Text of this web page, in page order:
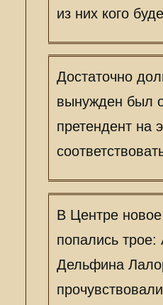
из них кого
Достаточно
вынужден был
претендент на
В Центре
попались
Дельфина